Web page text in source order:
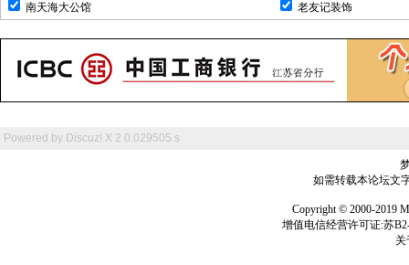
南天海大公馆
老友记装饰
Powered by Discuz! X 2 0.029505 s
如需转载本论坛文
Copyright © 2000-2019
增值电信经营许可证:苏
关